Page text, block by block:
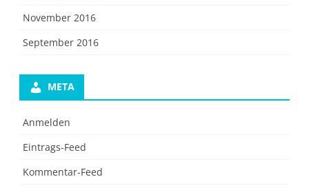
November 2016
September 2016
META
Anmelden
Eintrags-Feed
Kommentar-Feed